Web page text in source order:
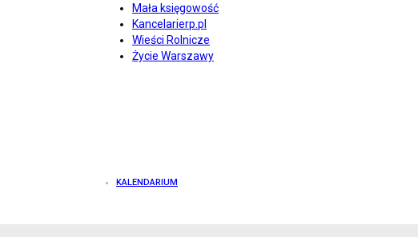
Mała księgowość
Kancelarierp.pl
Wieści Rolnicze
Życie Warszawy
KALENDARIUM